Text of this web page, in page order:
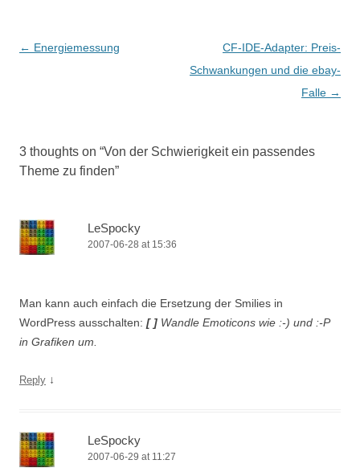
Post
← Energiemessung
CF-IDE-Adapter: Preis-
Schwankungen und die ebay-
Falle →
3 thoughts on “Von der Schwierigkeit ein passendes
Theme zu finden”
LeSpocky
2007-06-28 at 15:36
Man kann auch einfach die Ersetzung der Smilies in
WordPress ausschalten: [ ] Wandle Emoticons wie :-) und :-P
in Grafiken um.
Reply ↓
LeSpocky
2007-06-29 at 11:27